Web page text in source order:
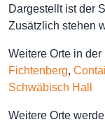
Dargestellt ist der
Zusätzlich stehen
Weitere Orte in der
Fichtenberg,
Schwäbisch Hall
Weitere Orte